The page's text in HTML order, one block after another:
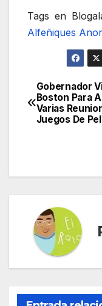
Tags en
Alfeñiques
de
Gobernador
Boston Para
Varias
Juegos De